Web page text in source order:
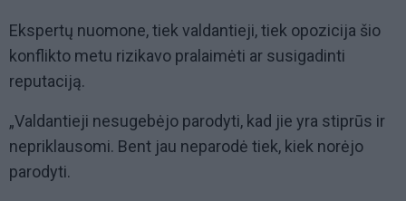
Ekspertų nuomone, tiek valdantieji, tiek opozicija šio
konflikto metu rizikavo pralaimėti ar susigadinti
reputaciją.
„Valdantieji nesugebėjo parodyti, kad jie yra stiprūs ir
nepriklausomi. Bent jau neparodė tiek, kiek norėjo
parodyti.